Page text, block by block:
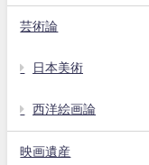
芸術論
日本美術
西洋絵画論
映画遺産